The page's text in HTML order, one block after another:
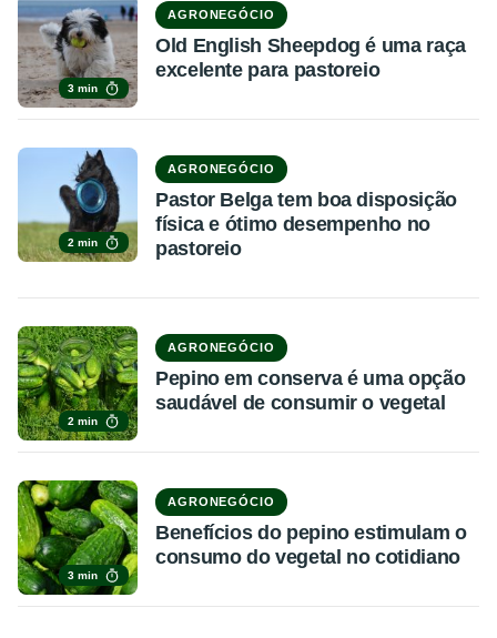
3 min
AGRONEGÓCIO
Old English Sheepdog é uma raça
excelente para pastoreio
2 min
AGRONEGÓCIO
Pastor Belga tem boa disposição
física e ótimo desempenho no
pastoreio
2 min
AGRONEGÓCIO
Pepino em conserva é uma opção
saudável de consumir o vegetal
3 min
AGRONEGÓCIO
Benefícios do pepino estimulam o
consumo do vegetal no cotidiano